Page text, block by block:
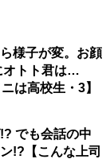
様子が変。お顔
オトト君は…
は高校生・3】
でも会話の中
!?【こんな上司